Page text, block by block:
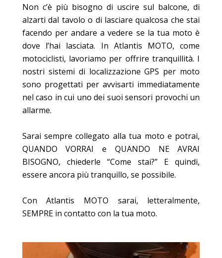
Non c’è più bisogno di uscire sul balcone, di
alzarti dal tavolo o di lasciare qualcosa che stai
facendo per andare a vedere se la tua moto è
dove l’hai lasciata. In Atlantis MOTO, come
motociclisti, lavoriamo per offrire tranquillità. I
nostri sistemi di localizzazione GPS per moto
sono progettati per avvisarti immediatamente
nel caso in cui uno dei suoi sensori provochi un
allarme.
Sarai sempre collegato alla tua moto e potrai,
QUANDO VORRAI e QUANDO NE AVRAI
BISOGNO, chiederle “Come stai?” E quindi,
essere ancora più tranquillo, se possibile.
Con Atlantis MOTO sarai, letteralmente,
SEMPRE in contatto con la tua moto.